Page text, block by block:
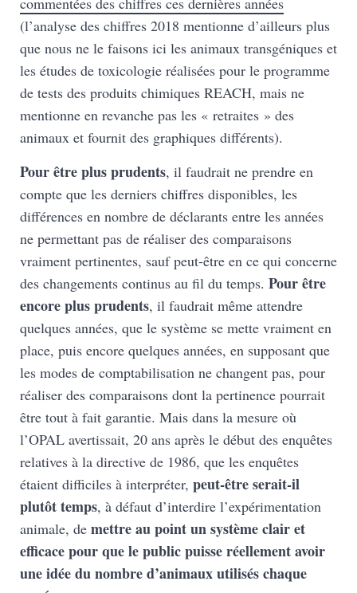
(l’analyse des chiffres 2018 mentionne d’ailleurs plus
que nous ne le faisons ici les animaux transgéniques et
les études de toxicologie réalisées pour le programme
de tests des produits chimiques REACH, mais ne
mentionne en revanche pas les « retraites » des
animaux et fournit des graphiques différents).
Pour être plus prudents, il faudrait ne prendre en
compte que les derniers chiffres disponibles, les
différences en nombre de déclarants entre les années
ne permettant pas de réaliser des comparaisons
vraiment pertinentes, sauf peut-être en ce qui concerne
des changements continus au fil du temps. Pour être
encore plus prudents, il faudrait même attendre
quelques années, que le système se mette vraiment en
place, puis encore quelques années, en supposant que
les modes de comptabilisation ne changent pas, pour
réaliser des comparaisons dont la pertinence pourrait
être tout à fait garantie. Mais dans la mesure où
l’OPAL avertissait, 20 ans après le début des enquêtes
relatives à la directive de 1986, que les enquêtes
étaient difficiles à interpréter, peut-être serait-il
plutôt temps, à défaut d’interdire l’expérimentation
animale, de mettre au point un système clair et
efficace pour que le public puisse réellement avoir
une idée du nombre d’animaux utilisés chaque